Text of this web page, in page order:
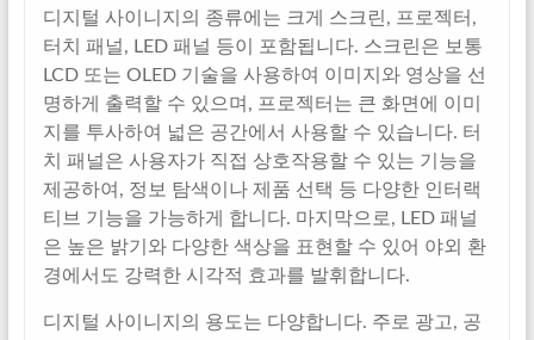
디지털 사이니지의 종류에는 크게 스크린, 프로젝터,
터치 패널, LED 패널 등이 포함됩니다. 스크린은 보통
LCD 또는 OLED 기술을 사용하여 이미지와 영상을 선
명하게 출력할 수 있으며, 프로젝터는 큰 화면에 이미
지를 투사하여 넓은 공간에서 사용할 수 있습니다. 터
치 패널은 사용자가 직접 상호작용할 수 있는 기능을
제공하여, 정보 탐색이나 제품 선택 등 다양한 인터랙
티브 기능을 가능하게 합니다. 마지막으로, LED 패널
은 높은 밝기와 다양한 색상을 표현할 수 있어 야외 환
경에서도 강력한 시각적 효과를 발휘합니다.
디지털 사이니지의 용도는 다양합니다. 주로 광고, 공